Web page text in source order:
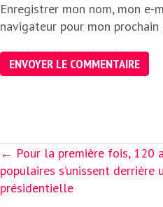
Enregistrer mon nom, mon
navigateur pour mon prochain
Posts
navigation
← Pour la première fois, 120
populaires s’unissent derrière
présidentielle